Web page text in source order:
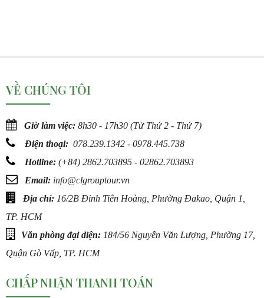
VỀ CHÚNG TÔI
Giờ làm việc: 8h30 - 17h30 (Từ Thứ 2 - Thứ 7)
Điện thoại: 078.239.1342 - 0978.445.738
Hotline: (+84) 2862.703895 - 02862.703893
Email: info@clgrouptour.vn
Địa chỉ: 16/2B Đinh Tiên Hoàng, Phường Đakao, Quận 1,
TP. HCM
Văn phòng đại diện: 184/56 Nguyễn Văn Lượng, Phường 17,
Quận Gò Vấp, TP. HCM
CHẤP NHẬN THANH TOÁN